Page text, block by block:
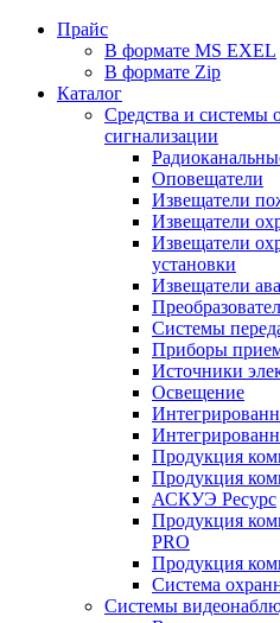
Прайс
В формате MS EXEL
В формате Zip
Каталог
Средства и системы
сигнализации
Оповещатели
Извещатели
Извещатели
Извещатели
установки
Извещатели
Системы
Приборы
Источники
Освещение
Продукция
Продукция
АСКУЭ Ресурс
Продукция
PRO
Продукция
Система
Системы